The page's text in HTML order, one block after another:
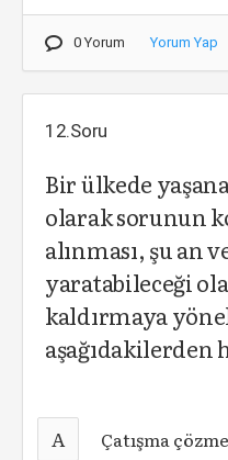
0 Yorum Yorum Yap
12.Soru
Bir ülkede
olarak sorunun
alınması, şu an
yaratabileceği
kaldırmaya
aşağıdakilerden
A Çatışma çözme